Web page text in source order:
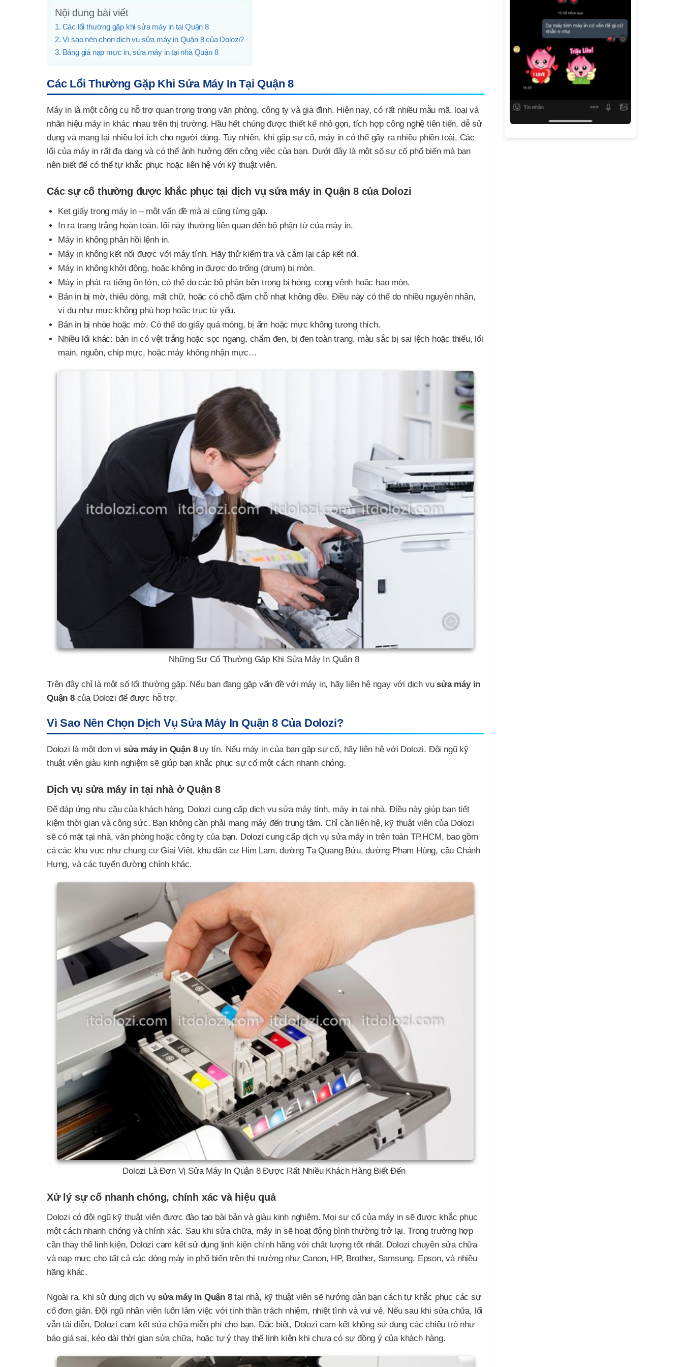
Nội dung bài viết
Các lổi thường gặp khi sửa máy in tại Quận 8
Vì sao nên chọn dịch vụ sửa máy in Quận 8 của Dolozi?
Bảng giá nạp mực in, sửa máy in tại nhà Quận 8
Các Lổi Thường Gặp Khi Sửa Máy In Tại Quận 8
Máy in là một công cụ hỗ trợ quan trọng trong văn phòng, công ty và gia đình. Hiện nay, có rất nhiều mẫu mã, loại và
nhãn hiệu máy in khác nhau trên thị trường. Hầu hết chúng được thiết kế nhỏ gọn, tích hợp công nghệ tiên tiến, dễ sử
dụng và mang lại nhiều lợi ích cho người dùng. Tuy nhiên, khi gặp sự cố, máy in có thể gây ra nhiều phiền toái. Các
lổi của máy in rất đa dạng và có thể ảnh hưởng đến công việc của bạn. Dưới đây là một số sự cố phổ biến mà bạn
nên biết để có thể tự khắc phục hoặc liên hệ với kỹ thuật viên.
Các sự cố thường được khắc phục tại dịch vụ sửa máy in Quận 8 của Dolozi
Kẹt giấy trong máy in – một vấn đề mà ai cũng từng gặp.
In ra trang trắng hoàn toàn. lổi này thường liên quan đến bộ phận từ của máy in.
Máy in không phản hồi lệnh in.
Máy in không kết nối được với máy tính. Hãy thử kiểm tra và cắm lại cáp kết nối.
Máy in không khởi động, hoặc không in được do trống (drum) bị mòn.
Máy in phát ra tiếng ồn lớn, có thể do các bộ phận bên trong bị hỏng, cong vênh hoặc hao mòn.
Bản in bị mờ, thiếu dòng, mất chữ, hoặc có chỗ đậm chỗ nhạt không đều. Điều này có thể do nhiều nguyên nhân,
ví dụ như mực không phù hợp hoặc trục từ yếu.
Bản in bị nhòe hoặc mờ. Có thể do giấy quá mỏng, bị ẩm hoặc mực không tương thích.
Nhiều lổi khác: bản in có vệt trắng hoặc sọc ngang, chấm đen, bị đen toàn trang, màu sắc bị sai lệch hoặc thiếu, lổi
main, nguồn, chip mực, hoặc máy không nhận mực…
Những Sự Cố Thường Gặp Khi Sửa Máy In Quận 8
Trên đây chỉ là một số lổi thường gặp. Nếu bạn đang gặp vấn đề với máy in, hãy liên hệ ngay với dịch vụsửa máy in
Quận 8của Dolozi để được hỗ trợ.
Vì Sao Nên Chọn Dịch Vụ Sửa Máy In Quận 8 Của Dolozi?
Dolozi là một đơn vị sửa máy in Quận 8uy tín. Nếu máy in của bạn gặp sự cố, hãy liên hệ với Dolozi. Đội ngũ kỹ
thuật viên giàu kinh nghiệm sẽ giúp bạn khắc phục sự cố một cách nhanh chóng.
Dịch vụ sửa máy in tại nhà ở Quận 8
Để đáp ứng nhu cầu của khách hàng, Dolozi cung cấp dịch vụ sửa máy tính, máy in tại nhà. Điều này giúp bạn tiết
kiệm thời gian và công sức. Bạn không cần phải mang máy đến trung tâm. Chỉ cần liên hệ, kỹ thuật viên của Dolozi
sẽ có mặt tại nhà, văn phòng hoặc công ty của bạn. Dolozi cung cấp dịch vụ sửa máy in trên toàn TP.HCM, bao gồm
cả các khu vực như chung cư Giai Việt, khu dân cư Him Lam, đường Tạ Quang Bửu, đường Phạm Hùng, cầu Chánh
Hưng, và các tuyến đường chính khác.
Dolozi Là Đơn Vị Sửa Máy In Quận 8 Được Rất Nhiều Khách Hàng Biết Đến
Xử lý sự cố nhanh chóng, chính xác và hiệu quả
Dolozi có đội ngũ kỹ thuật viên được đào tạo bài bản và giàu kinh nghiệm. Mọi sự cố của máy in sẽ được khắc phục
một cách nhanh chóng và chính xác. Sau khi sửa chữa, máy in sẽ hoạt động bình thường trở lại. Trong trường hợp
cần thay thế linh kiện, Dolozi cam kết sử dụng linh kiện chính hãng với chất lượng tốt nhất. Dolozi chuyên sửa chữa
và nạp mực cho tất cả các dòng máy in phổ biến trên thị trường như Canon, HP, Brother, Samsung, Epson, và nhiều
hãng khác.
Ngoài ra, khi sử dụng dịch vụ sửa máy in Quận 8tại nhà, kỹ thuật viên sẽ hướng dẫn bạn cách tự khắc phục các sự
cố đơn giản. Đội ngũ nhân viên luôn làm việc với tinh thần trách nhiệm, nhiệt tình và vui vẻ. Nếu sau khi sửa chữa, lổi
vẫn tái diễn, Dolozi cam kết sửa chữa miễn phí cho bạn. Đặc biệt, Dolozi cam kết không sử dụng các chiêu trò như
báo giá sai, kéo dài thời gian sửa chữa, hoặc tự ý thay thế linh kiện khi chưa có sự đồng ý của khách hàng.